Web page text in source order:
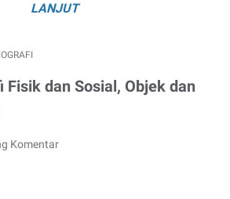
LANJUT
Fisik dan Sosial, Objek dan
Komentar